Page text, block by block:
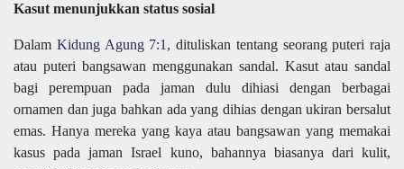
Kasut menunjukkan status sosial
Dalam Kidung Agung 7:1 , dituliskan tentang seorang puteri raja
atau puteri bangsawan menggunakan sandal. Kasut atau sandal
bagi perempuan pada jaman dulu dihiasi dengan berbagai
ornamen dan juga bahkan ada yang dihias dengan ukiran bersalut
emas. Hanya mereka yang kaya atau bangsawan yang memakai
kasus pada jaman Israel kuno, bahannya biasanya dari kulit,